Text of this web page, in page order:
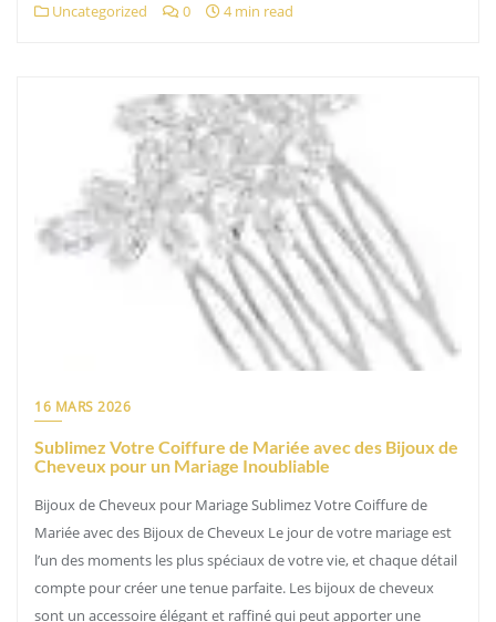
Uncategorized 0 4 min read
16 MARS 2026
Sublimez Votre Coiffure de Mariée avec des Bijoux de
Cheveux pour un Mariage Inoubliable
Bijoux de Cheveux pour Mariage Sublimez Votre Coiffure de
Mariée avec des Bijoux de Cheveux Le jour de votre mariage est
l’un des moments les plus spéciaux de votre vie, et chaque détail
compte pour créer une tenue parfaite. Les bijoux de cheveux
sont un accessoire élégant et raffiné qui peut apporter une